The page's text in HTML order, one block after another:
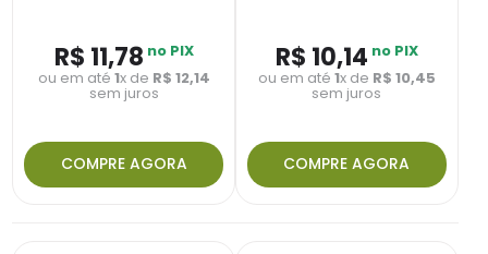
R$ 11,78 no PIX
ou em até 1x de R$ 12,14
sem juros
COMPRE AGORA
R$ 10,14 no PIX
ou em até 1x de R$ 10,45
sem juros
COMPRE AGORA